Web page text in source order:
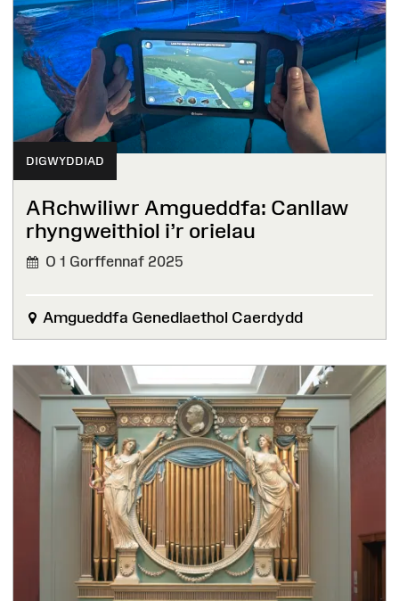
DIGWYDDIAD
ARchwiliwr Amgueddfa: Canllaw
rhyngweithiol i’r orielau
O 1 Gorffennaf 2025
Amgueddfa Genedlaethol Caerdydd